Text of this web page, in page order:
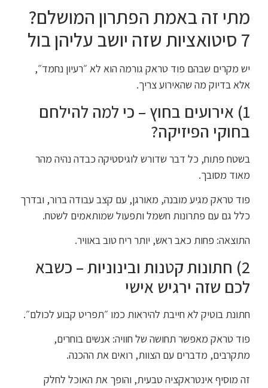
מתי זה באמת הפתרון המושלם?
7 סיטואציות שזה יושב עליהן בול
יש מקרים שבהם פוד טראק גורמה הוא לא ״רעיון נחמד״,
אלא בדיוק מה שהאירוע צריך.
1) אירועים בחוץ – כי למה להילחם
בחוקי הפיזיקה?
בשטח פתוח, כל דבר שדורש לוגיסטיקה כבדה נהיה מהר
מאוד מסובך.
פוד טראק מגיע מובנה, מאורגן, עם קצב עבודה ברור, ובדרך
כלל גם עם פתרונות חשמל ותפעול שמותאמים לשטח.
התוצאה: פחות כאב ראש, יותר ריח טוב באוויר.
2) חתונות קטנות ובינוניות – כשבא
לכם שזה ירגיש אישי
חתונת בוטיק לא חייבת להיראות כמו ״תפריט קבוע לכולם״.
פוד טראק מאפשר תחושה של חוויה: אנשים בוחרים,
מתקרבים, מדברים עם הצוות, רואים את ההכנה.
זה מוסיף אינטראקציה טבעית, והופך את האוכל לחלק